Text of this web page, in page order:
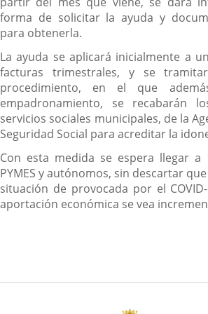
forma de solicitar la ayuda y
para obtenerla.
La ayuda se aplicará inicialmente a
facturas trimestrales, y se
procedimiento, en el que
empadronamiento, se recabarán
servicios sociales municipales, de la
Seguridad Social para acreditar la
Con esta medida se espera llegar a
PYMES y autónomos, sin descartar
situación de provocada por el
aportación económica se vea